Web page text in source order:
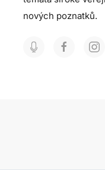
nových poznatků.